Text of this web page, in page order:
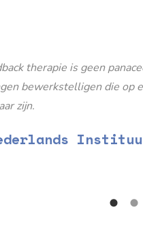
therapie is geen
bewerkstelligen die op
zijn.